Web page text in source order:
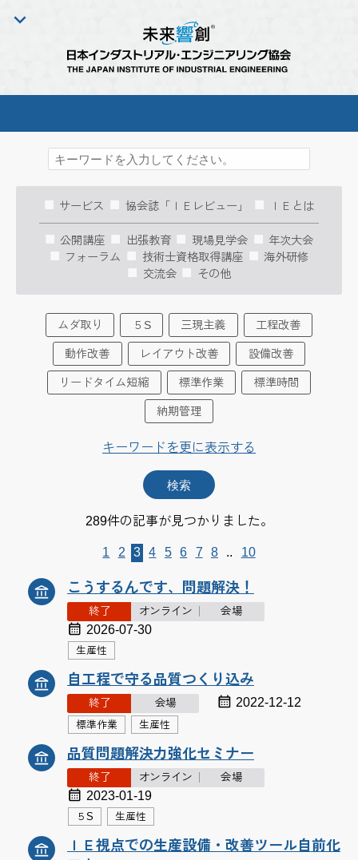
サービス 協会誌「ＩＥレビュー」 ＩＥとは
公開講座 出張教育 現場見学会
年次大会
フォーラム
技術士資格取得講座
海外研修
交流会
その他
ムダ取り ５S 三現主義 工程改善
動作改善 レイアウト改善 設備改善
リードタイム短縮 標準作業 標準時間
納期管理
キーワードを更に表示する
289件の記事が見つかりました。
1 2 3 4 5 6 7 8 .. 10
こうするんです、問題解決！
終了 オンライン 会場
2026-07-30
生産性
自工程で守る品質つくり込み
終了 会場 2022-12-12
標準作業 生産性
品質問題解決力強化セミナー
終了 オンライン 会場
2023-01-19
５S 生産性
ＩＥ視点での生産設備・改善ツール自前化